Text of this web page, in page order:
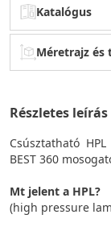
Katalógus
Méretrajz és
Részletes leírás
Csúsztatható
BEST 360
Mt jelent a HPL?
(high pressure